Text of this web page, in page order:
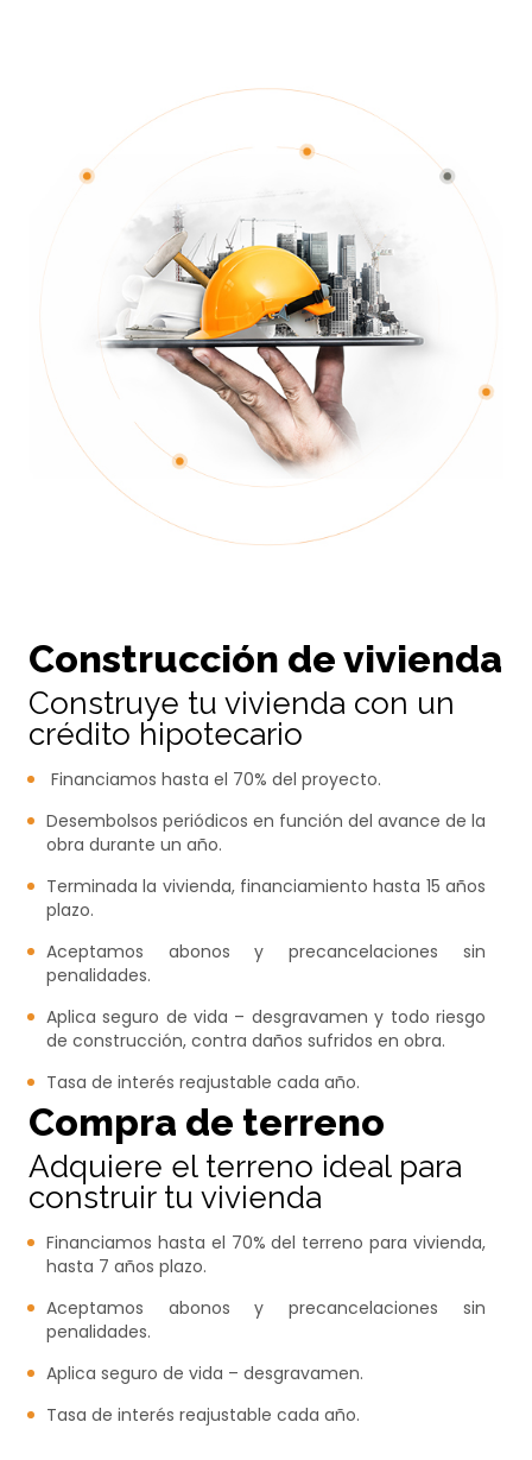
Construcción de vivienda
Construye tu vivienda con un
crédito hipotecario
Financiamos hasta el 70% del proyecto.​
Desembolsos periódicos en función del avance de la
obra durante un año.​
Terminada la vivienda, financiamiento hasta 15 años
plazo.​
Aceptamos abonos y precancelaciones sin
penalidades.​
Aplica seguro de vida – desgravamen y todo riesgo
de construcción, contra daños sufridos en obra.​
Tasa de interés reajustable cada año​.
Compra de terreno
Adquiere el terreno ideal para
construir tu vivienda
Financiamos hasta el 70% del terreno para vivienda,
hasta 7 años plazo.
Aceptamos abonos y precancelaciones sin
penalidades.
Aplica seguro de vida – desgravamen.
Tasa de interés reajustable cada año.